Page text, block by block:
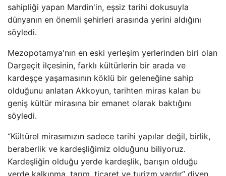
sahipliği yapan Mardin'in, eşsiz tarihi dokusuyla
dünyanın en önemli şehirleri arasında yerini aldığını
söyledi.
Mezopotamya'nın en eski yerleşim yerlerinden biri olan
Dargeçit ilçesinin, farklı kültürlerin bir arada ve
kardeşçe yaşamasının köklü bir geleneğine sahip
olduğunu anlatan Akkoyun, tarihten miras kalan bu
geniş kültür mirasına bir emanet olarak baktığını
söyledi.
“Kültürel mirasımızın sadece tarihi yapılar değil, birlik,
beraberlik ve kardeşliğimiz olduğunu biliyoruz.
Kardeşliğin olduğu yerde kardeşlik, barışın olduğu
yerde kalkınma, tarım, ticaret ve turizm vardır” diyen